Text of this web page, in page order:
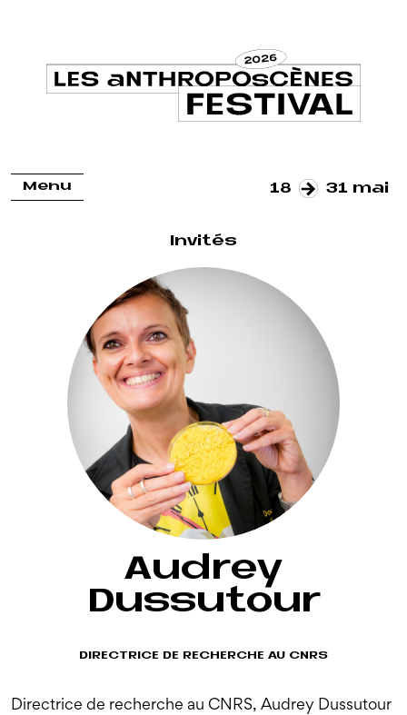
Menu 18 31 mai
Invités
Audrey
Dussutour
DIRECTRICE DE RECHERCHE AU CNRS
Directrice de recherche au CNRS, Audrey Dussutour